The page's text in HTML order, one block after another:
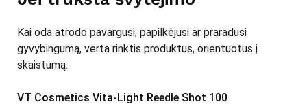
Kai oda atrodo pavargusi, papilkėjusi ar praradusi
gyvybingumą, verta rinktis produktus, orientuotus į
skaistumą.
VT Cosmetics Vita-Light Reedle Shot 100